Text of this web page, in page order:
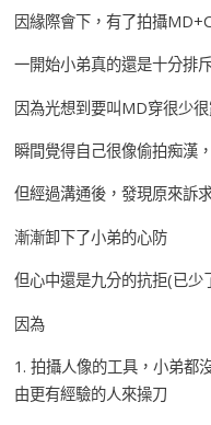
因緣際會下，有了拍攝
一開始小弟真的還是十分排
因為光想到要叫MD穿很少
瞬間覺得自己很像偷拍痴漢
但經過溝通後，發現原來訴
漸漸卸下了小弟的心防
但心中還是九分的抗拒(已少
因為
1. 拍攝人像的工具，小弟都
由更有經驗的人來操刀